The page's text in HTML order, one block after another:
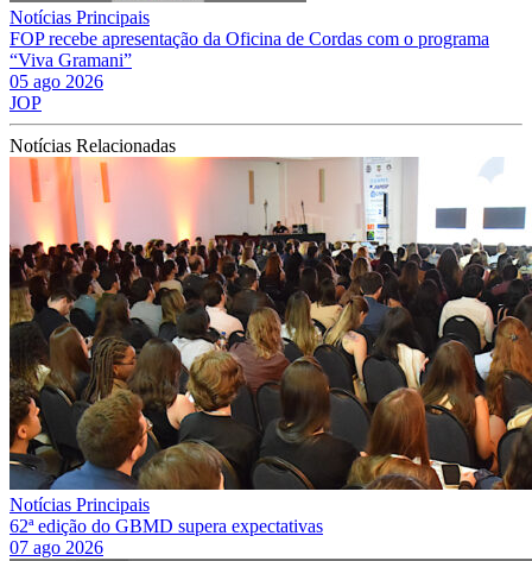
Notícias Principais
FOP recebe apresentação da Oficina de Cordas com o programa
“Viva Gramani”
05 ago 2026
JOP
Notícias Relacionadas
Notícias Principais
62ª edição do GBMD supera expectativas
07 ago 2026